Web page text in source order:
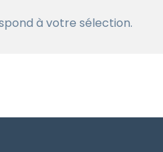
à votre sélection.